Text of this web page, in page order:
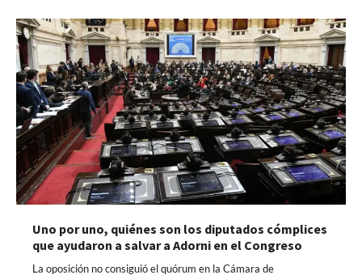
Uno por uno, quiénes son los diputados cómplices
que ayudaron a salvar a Adorni en el Congreso
La oposición no consiguió el quórum en la Cámara de